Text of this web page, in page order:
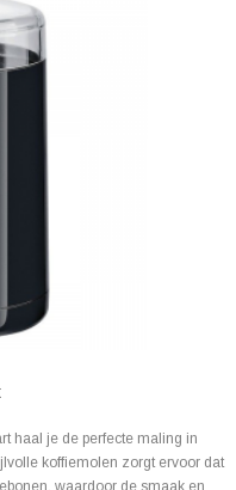
haal je de perfecte maling in
koffiemolen zorgt ervoor dat
waardoor de smaak en